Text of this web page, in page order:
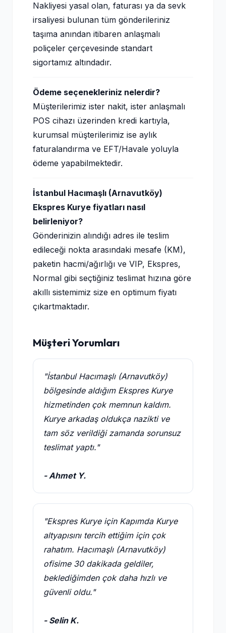
Nakliyesi yasal olan, faturası ya da sevk
irsaliyesi bulunan tüm gönderileriniz
taşıma anından itibaren anlaşmalı
poliçeler çerçevesinde standart
sigortamız altındadır.
Ödeme seçenekleriniz nelerdir?
Müşterilerimiz ister nakit, ister anlaşmalı
POS cihazı üzerinden kredi kartıyla,
kurumsal müşterilerimiz ise aylık
faturalandırma ve EFT/Havale yoluyla
ödeme yapabilmektedir.
İstanbul Hacımaşlı (Arnavutköy)
Ekspres Kurye fiyatları nasıl
belirleniyor?
Gönderinizin alındığı adres ile teslim
edileceği nokta arasındaki mesafe (KM),
paketin hacmi/ağırlığı ve VIP, Ekspres,
Normal gibi seçtiğiniz teslimat hızına göre
akıllı sistemimiz size en optimum fiyatı
çıkartmaktadır.
Müşteri Yorumları
"İstanbul Hacımaşlı (Arnavutköy)
bölgesinde aldığım Ekspres Kurye
hizmetinden çok memnun kaldım.
Kurye arkadaş oldukça nazikti ve
tam söz verildiği zamanda sorunsuz
teslimat yaptı."
- Ahmet Y.
"Ekspres Kurye için Kapımda Kurye
altyapısını tercih ettiğim için çok
rahatım. Hacımaşlı (Arnavutköy)
ofisime 30 dakikada geldiler,
beklediğimden çok daha hızlı ve
güvenli oldu."
- Selin K.